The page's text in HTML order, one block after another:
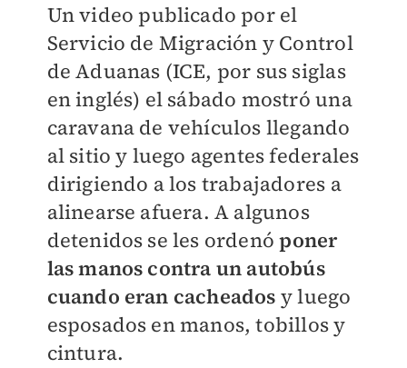
Un video publicado por el
Servicio de Migración y Control
de Aduanas (ICE, por sus siglas
en inglés) el sábado mostró una
caravana de vehículos llegando
al sitio y luego agentes federales
dirigiendo a los trabajadores a
alinearse afuera. A algunos
detenidos se les ordenóponer
las manos contra un autobús
cuando eran cacheados y luego
esposados en manos, tobillos y
cintura.